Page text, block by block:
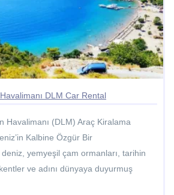
DLM Car Rental
Havalimanı (DLM) Araç Kiralama
Kalbine Özgür Bir
yemyeşil çam ormanları, tarihin
ve adını dünyaya duyurmuş